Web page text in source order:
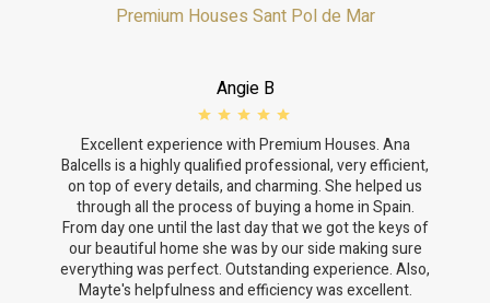
Premium Houses Sant Pol de Mar
Angie B
Excellent experience with Premium Houses. Ana
Balcells is a highly qualified professional, very efficient,
on top of every details, and charming. She helped us
through all the process of buying a home in Spain.
From day one until the last day that we got the keys of
our beautiful home she was by our side making sure
everything was perfect. Outstanding experience. Also,
Mayte's helpfulness and efficiency was excellent.